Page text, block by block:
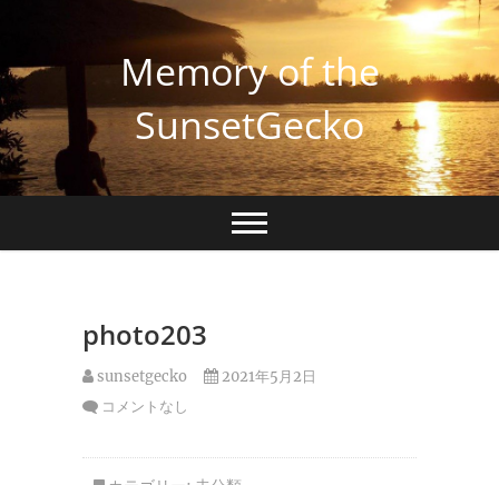
Memory of the
SunsetGecko
photo203
sunsetgecko
2021年5月2日
コメントなし